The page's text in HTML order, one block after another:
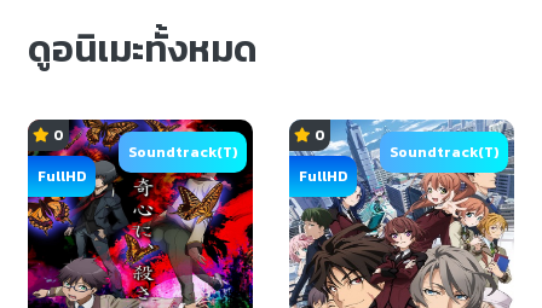
ดูอนิเมะทั้งหมด
0
FullHD
Soundtrack(T)
0
FullHD
Soundtrack(T)